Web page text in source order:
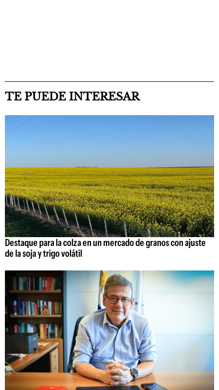
TE PUEDE INTERESAR
Destaque para la colza en un mercado de granos con ajuste
de la soja y trigo volátil